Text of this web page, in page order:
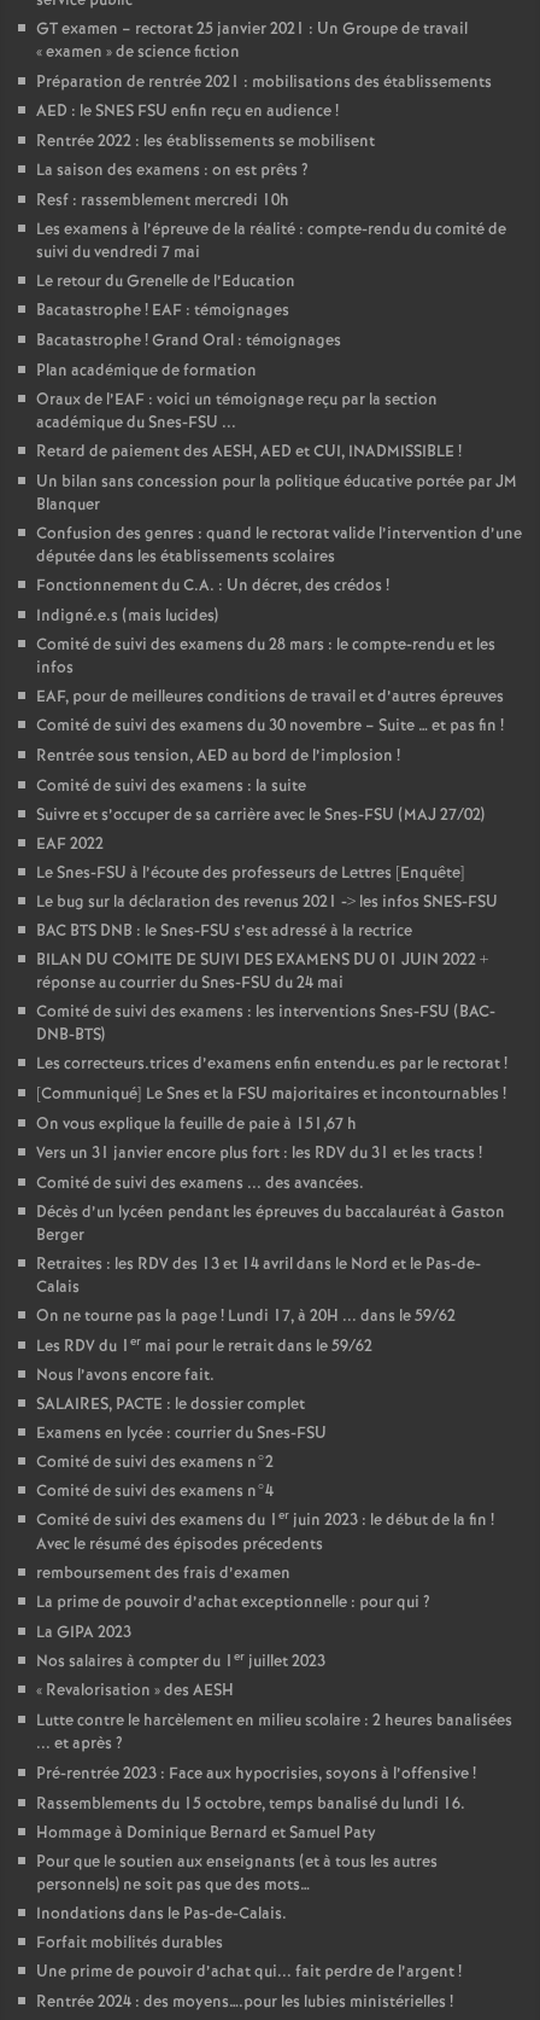
GT examen – rectorat 25 janvier 2021 : Un Groupe de travail
«examen » de science fiction
Préparation de rentrée 2021 : mobilisations des établissements
AED : le SNES FSU enfin reçu en audience!
Rentrée 2022 : les établissements se mobilisent
La saison des examens : on est prêts ?
Resf : rassemblement mercredi 10h
Les examens à l’épreuve de la réalité : compte-rendu du comité de
suivi du vendredi 7 mai
Le retour du Grenelle de l’Education
Bacatastrophe! EAF : témoignages
Bacatastrophe! Grand Oral : témoignages
Plan académique de formation
Oraux de l’EAF : voici un témoignage reçu par la section
académique du Snes-FSU ...
Retard de paiement des AESH, AED et CUI, INADMISSIBLE !
Un bilan sans concession pour la politique éducative portée par JM
Blanquer
Confusion des genres : quand le rectorat valide l’intervention d’une
députée dans les établissements scolaires
Fonctionnement du C.A. : Un décret, des crédos !
Indigné.e.s (mais lucides)
Comité de suivi des examens du 28 mars : le compte-rendu et les
infos
EAF, pour de meilleures conditions de travail et d’autres épreuves
Comité de suivi des examens du 30 novembre – Suite … et pas fin !
Rentrée sous tension, AED au bord de l’implosion !
Comité de suivi des examens : la suite
Suivre et s’occuper de sa carrière avec le Snes-FSU (MAJ 27/02)
EAF 2022
Le Snes-FSU à l’écoute des professeurs de Lettres [Enquête]
Le bug sur la déclaration des revenus 2021 -> les infos SNES-FSU
BAC BTS DNB : le Snes-FSU s’est adressé à la rectrice
BILAN DU COMITE DE SUIVI DES EXAMENS DU 01 JUIN 2022 +
réponse au courrier du Snes-FSU du 24 mai
Comité de suivi des examens : les interventions Snes-FSU (BAC-
DNB-BTS)
Les correcteurs.trices d’examens enfin entendu.es par le rectorat!
[Communiqué] Le Snes et la FSU majoritaires et incontournables !
On vous explique la feuille de paie à 151,67 h
Vers un 31 janvier encore plus fort : les RDV du 31 et les tracts !
Comité de suivi des examens ... des avancées.
Décès d’un lycéen pendant les épreuves du baccalauréat à Gaston
Berger
Retraites : les RDV des 13 et 14 avril dans le Nord et le Pas-de-
Calais
On ne tourne pas la page! Lundi 17, à 20H ... dans le 59/62
Les RDV du 1 er mai pour le retrait dans le 59/62
Nous l’avons encore fait.
SALAIRES, PACTE : le dossier complet
Examens en lycée : courrier du Snes-FSU
Comité de suivi des examens n°2
Comité de suivi des examens n°4
Comité de suivi des examens du 1 er juin 2023 : le début de la fin !
Avec le résumé des épisodes précedents
remboursement des frais d’examen
La prime de pouvoir d’achat exceptionnelle : pour qui ?
La GIPA 2023
Nos salaires à compter du 1 er juillet 2023
« Revalorisation » des AESH
Lutte contre le harcèlement en milieu scolaire : 2 heures banalisées
... et après ?
Pré-rentrée 2023 : Face aux hypocrisies, soyons à l’offensive!
Rassemblements du 15 octobre, temps banalisé du lundi 16.
Hommage à Dominique Bernard et Samuel Paty
Pour que le soutien aux enseignants (et à tous les autres
personnels) ne soit pas que des mots…
Inondations dans le Pas-de-Calais.
Forfait mobilités durables
Une prime de pouvoir d’achat qui... fait perdre de l’argent!
Rentrée 2024 : des moyens….pour les lubies ministérielles !